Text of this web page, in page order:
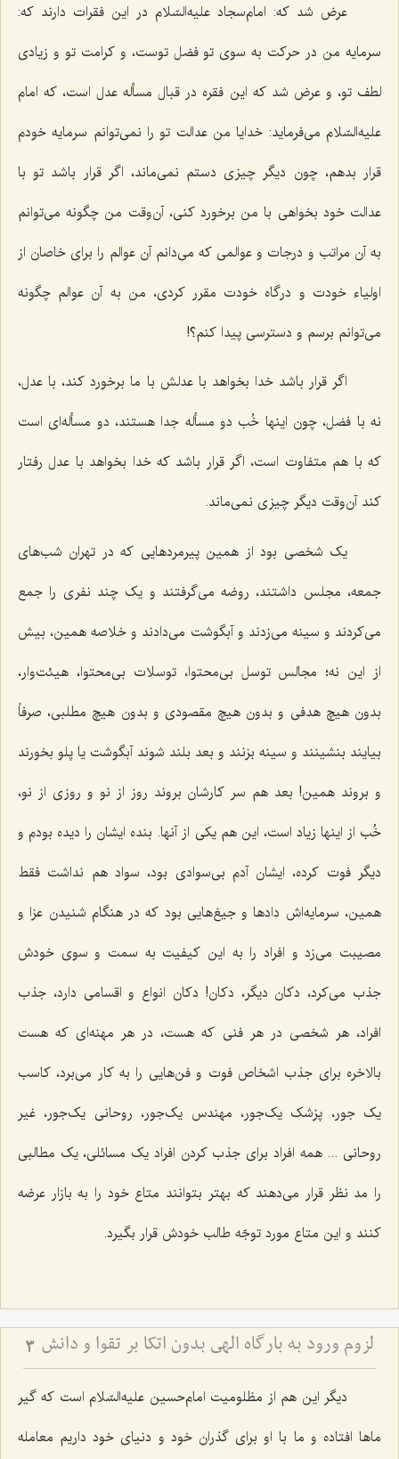
عرض شد که: امام‌سجاد علیه‌السّلام در این فقرات دارند که:
سرمایه من در حرکت به سوی تو فضل توست، و کرامت تو و زیادی
لطف تو، و عرض شد که این فقره در قبال مسأله عدل است، که امام
علیه‌السّلام می‌فرماید: خدایا من عدالت تو را نمی‌توانم سرمایه خودم
قرار بدهم، چون دیگر چیزی دستم نمی‌ماند، اگر قرار باشد تو با
عدالت خود بخواهی با من برخورد کنی، آن‌وقت من چگونه می‌توانم
به آن مراتب و درجات و عوالمی که می‌دانم آن عوالم را برای خاصان از
اولیاء خودت و درگاه خودت مقرر کردی، من به آن عوالم چگونه
می‌توانم برسم و دسترسی پیدا کنم؟!
اگر قرار باشد خدا بخواهد با عدلش با ما برخورد کند، با عدل،
نه با فضل، چون اینها خُب دو مسأله جدا هستند، دو مسأله‌ای است
که با هم متفاوت است، اگر قرار باشد که خدا بخواهد با عدل رفتار
کند آن‌وقت دیگر چیزی نمی‌ماند.
یک شخصی بود از همین پیرمردهایی که در تهران شب‌های
جمعه، مجلس داشتند، روضه می‌گرفتند و یک چند نفری را جمع
می‌کردند و سینه می‌زدند و آبگوشت می‌دادند و خلاصه همین، بیش
از این نه؛ مجالس توسل بی‌محتوا، توسلات بی‌محتوا، هیئت‌وار،
بدون هیچ هدفی و بدون هیچ مقصودی و بدون هیچ مطلبی، صرفاً
بیایند بنشینند و سینه بزنند و بعد بلند شوند آبگوشت یا پلو بخورند
و بروند همین! بعد هم سر کارشان بروند روز از نو و روزی از نو،
خُب از اینها زیاد است، این هم یکی از آنها. بنده ایشان را دیده بودم و
دیگر فوت کرده، ایشان آدم بی‌سوادی بود، سواد هم نداشت فقط
همین، سرمایه‌اش دادها و جیغ‌هایی بود که در هنگام شنیدن عزا و
مصیبت می‌زد و افراد را به این کیفیت به سمت و سوی خودش
جذب می‌کرد، دکان دیگر، دکان! دکان انواع و اقسامی دارد، جذب
افراد، هر شخصی در هر فنی که هست، در هر مهنه‌ای که هست
بالاخره برای جذب اشخاص فوت و فن‌هایی را به کار می‌برد، کاسب
یک جور، پزشک یک‌جور، مهندس یک‌جور، روحانی یک‌جور، غیر
روحانی ... همه افراد برای جذب کردن افراد یک مسائلی، یک مطالبی
را مد نظر قرار می‌دهند که بهتر بتوانند متاع خود را به بازار عرضه
کنند و این متاع مورد توجّه طالب خودش قرار بگیرد.
لزوم ورود به بارگاه الهی بدون اتکا بر تقوا و دانش 3
دیگر این هم از مظلومیت امام‌حسین علیه‌السّلام است که گیر
ماها افتاده و ما با او برای گذران خود و دنیای خود داریم معامله